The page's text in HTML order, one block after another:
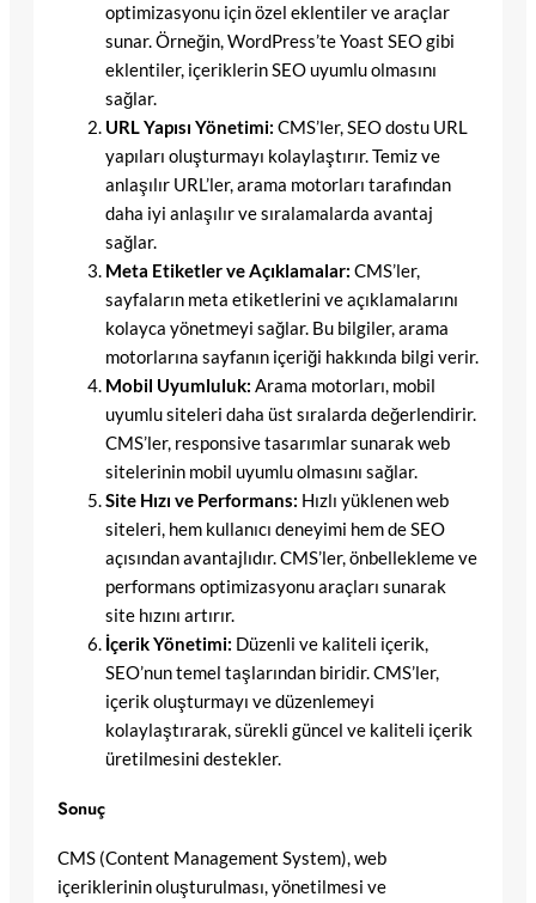
optimizasyonu için özel eklentiler ve araçlar
sunar. Örneğin, WordPress’te Yoast SEO gibi
eklentiler, içeriklerin SEO uyumlu olmasını
sağlar.
URL Yapısı Yönetimi: CMS’ler, SEO dostu URL
yapıları oluşturmayı kolaylaştırır. Temiz ve
anlaşılır URL’ler, arama motorları tarafından
daha iyi anlaşılır ve sıralamalarda avantaj
sağlar.
Meta Etiketler ve Açıklamalar: CMS’ler,
sayfaların meta etiketlerini ve açıklamalarını
kolayca yönetmeyi sağlar. Bu bilgiler, arama
motorlarına sayfanın içeriği hakkında bilgi verir.
Mobil Uyumluluk: Arama motorları, mobil
uyumlu siteleri daha üst sıralarda değerlendirir.
CMS’ler, responsive tasarımlar sunarak web
sitelerinin mobil uyumlu olmasını sağlar.
Site Hızı ve Performans: Hızlı yüklenen web
siteleri, hem kullanıcı deneyimi hem de SEO
açısından avantajlıdır. CMS’ler, önbellekleme ve
performans optimizasyonu araçları sunarak
site hızını artırır.
İçerik Yönetimi: Düzenli ve kaliteli içerik,
SEO’nun temel taşlarından biridir. CMS’ler,
içerik oluşturmayı ve düzenlemeyi
kolaylaştırarak, sürekli güncel ve kaliteli içerik
üretilmesini destekler.
Sonuç
CMS (Content Management System), web
içeriklerinin oluşturulması, yönetilmesi ve